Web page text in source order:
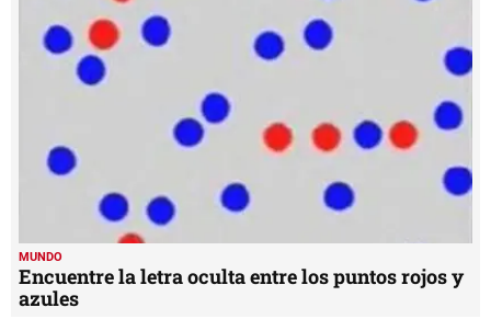
MUNDO
Encuentre la letra oculta entre los puntos rojos y
azules